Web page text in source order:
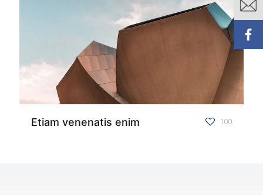
Etiam venenatis enim 100